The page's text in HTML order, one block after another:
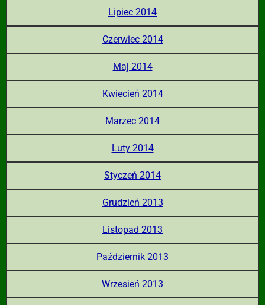
Lipiec 2014
Czerwiec 2014
Maj 2014
Kwiecień 2014
Marzec 2014
Luty 2014
Styczeń 2014
Grudzień 2013
Listopad 2013
Październik 2013
Wrzesień 2013